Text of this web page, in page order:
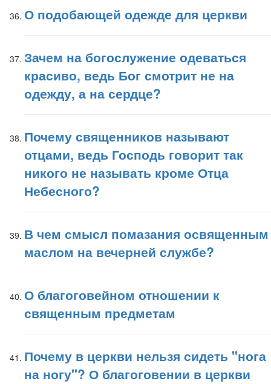
О подобающей одежде для церкви
Зачем на богослужение одеваться
красиво, ведь Бог смотрит не на
одежду, а на сердце?
Почему священников называют
отцами, ведь Господь говорит так
никого не называть кроме Отца
Небесного?
В чем смысл помазания освященным
маслом на вечерней службе?
О благоговейном отношении к
священным предметам
Почему в церкви нельзя сидеть "нога
на ногу"? О благоговении в церкви